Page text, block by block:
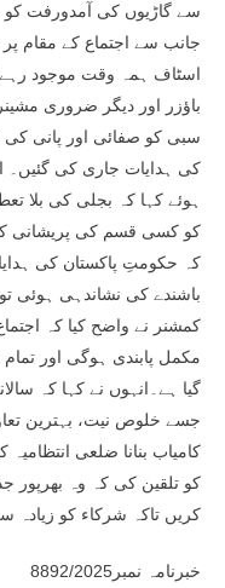
سے گاڑیوں کی آمدورفت
جانب سے اجتماع کے مقام پر
اسٹاف ہمہ وقت موجود رہے
سبی کو صفائی اور پانی کی
کی ہدایات جاری کی گئیں۔
ہوئے کہا کہ بجلی کی بلا
کو کسی قسم کی پریشانی کا
کہ حکومتِ پاکستان کی
باشندے کی نشاندہی ہوئی
کمشنر نے واضح کیا کہ
مکمل پابندی ہوگی اور تمام
گیا ہے۔انہوں نے کہا کہ
جسے خلوص نیت، بہترین
کامیاب بنانا ضلعی
کو تلقین کی کہ وہ بھرپور
کریں تاکہ شرکاء کو زیادہ
خبرنامہ نمبر8892/2025